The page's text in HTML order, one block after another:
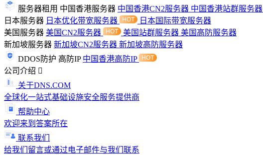
服务器租用 中国香港服务器 中国香港CN2服务器 中国香港站群服务器
日本服务器 日本优化带宽服务器
日本国际带宽服务器
美国服务器 美国CN2服务器 美国站群服务器 美国高防服务器
新加坡服务器 新加坡CN2服务器 新加坡高防服务器
DDOS防护 高防IP 中国香港高防IP
公司介绍
关于DNS.COM
全球化一站式基础设施安全服务提供商
帮助中心
欢迎来到答案所在
联系我们
给我们留言或通过电子邮件与我们联系